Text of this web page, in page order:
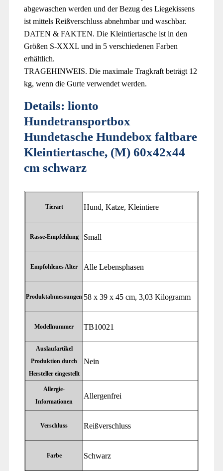
abgewaschen werden und der Bezug des Liegekissens
ist mittels Reißverschluss abnehmbar und waschbar.
DATEN & FAKTEN. Die Kleintiertasche ist in den
Größen S-XXXL und in 5 verschiedenen Farben
erhältlich.
TRAGEHINWEIS. Die maximale Tragkraft beträgt 12
kg, wenn die Gurte verwendet werden.
Details: lionto
Hundetransportbox
Hundetasche Hundebox faltbare
Kleintiertasche, (M) 60x42x44
cm schwarz
Tierart ‎Hund, Katze, Kleintiere
Rasse-Empfehlung ‎Small
Empfohlenes Alter ‎Alle Lebensphasen
Produktabmessungen ‎58 x 39 x 45 cm, 3,03 Kilogramm
Modellnummer ‎TB10021
Auslaufartikel
Produktion durch
Hersteller eingestellt
‎Nein
Allergie-
Informationen
‎Allergenfrei
Verschluss ‎Reißverschluss
Farbe ‎Schwarz